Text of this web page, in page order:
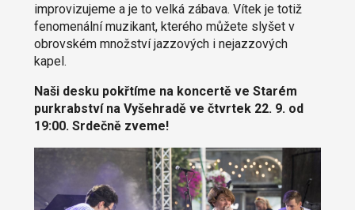
improvizujeme a je to velká zábava. Vítek je totiž
fenomenální muzikant, kterého můžete slyšet v
obrovském množství jazzových i nejazzových
kapel.
Naši desku pokřtíme na koncertě ve Starém
purkrabství na Vyšehradě ve čtvrtek 22. 9. od
19:00. Srdečně zveme!